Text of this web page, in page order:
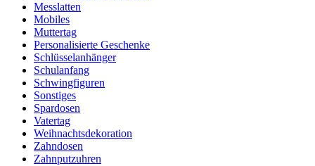
Messlatten
Mobiles
Muttertag
Personalisierte Geschenke
Schlüsselanhänger
Schulanfang
Schwingfiguren
Sonstiges
Spardosen
Vatertag
Weihnachtsdekoration
Zahndosen
Zahnputzuhren